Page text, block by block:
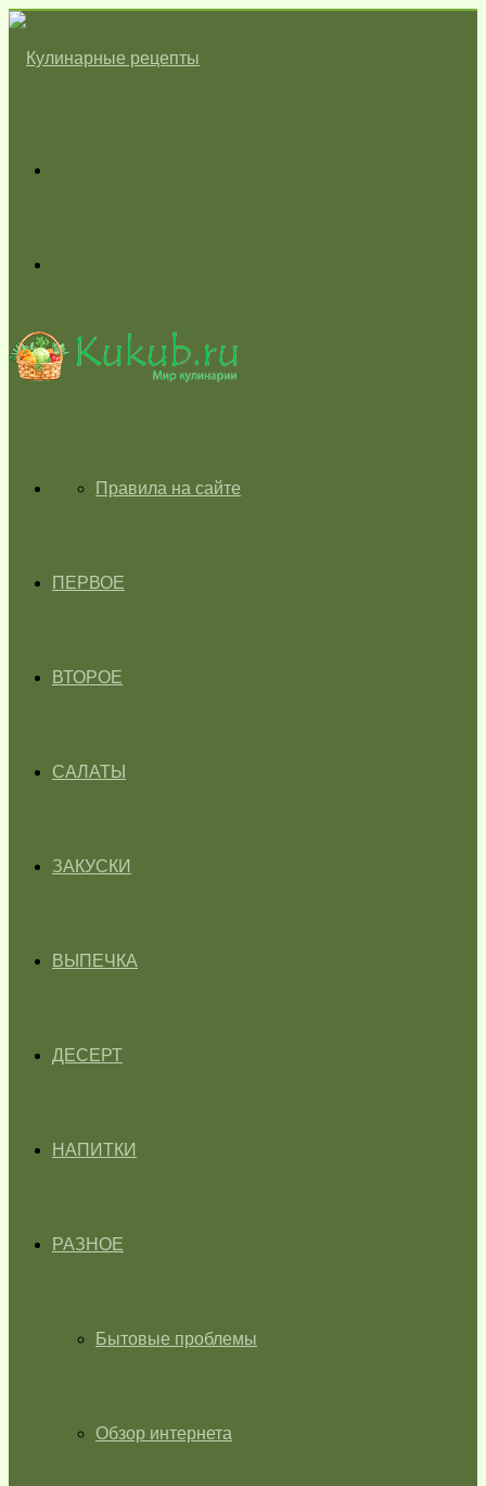
skin
ГЛАВНАЯПравила на сайте
ПЕРВОЕ
ВТОРОЕ
САЛАТЫ
ЗАКУСКИ
ВЫПЕЧКА
ДЕСЕРТ
НАПИТКИ
РАЗНОЕ
Бытовые проблемы
Обзор интернета